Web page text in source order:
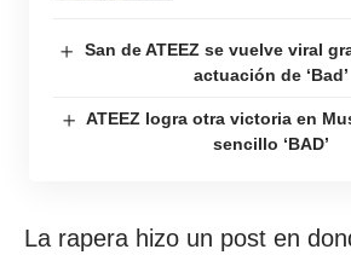
San de ATEEZ se vuelve viral
actuación de ‘Bad’
ATEEZ logra otra victoria en
sencillo ‘BAD’
La rapera hizo un post en